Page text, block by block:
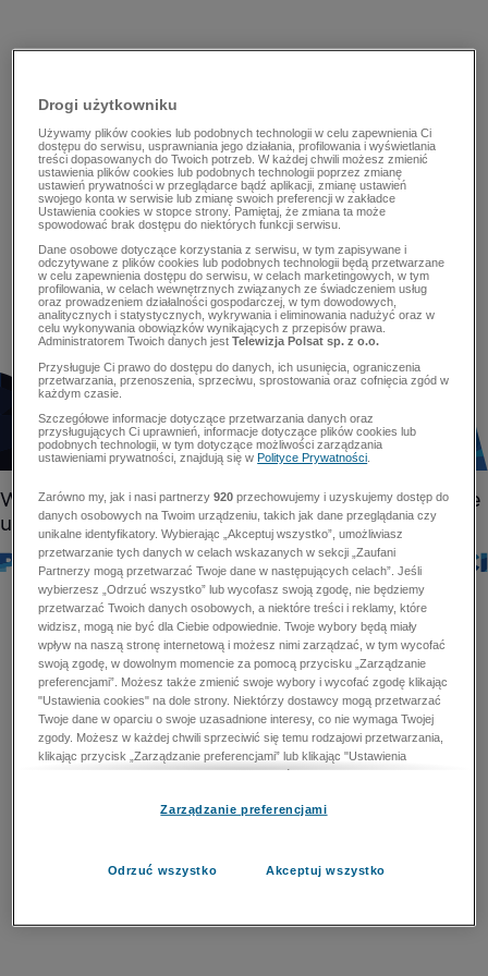
Drogi użytkowniku
Używamy plików cookies lub podobnych technologii w celu zapewnienia Ci
dostępu do serwisu, usprawniania jego działania, profilowania i wyświetlania
treści dopasowanych do Twoich potrzeb. W każdej chwili możesz zmienić
ustawienia plików cookies lub podobnych technologii poprzez zmianę
ustawień prywatności w przeglądarce bądź aplikacji, zmianę ustawień
swojego konta w serwisie lub zmianę swoich preferencji w zakładce
Ustawienia cookies w stopce strony. Pamiętaj, że zmiana ta może
spowodować brak dostępu do niektórych funkcji serwisu.
Dane osobowe dotyczące korzystania z serwisu, w tym zapisywane i
odczytywane z plików cookies lub podobnych technologii będą przetwarzane
w celu zapewnienia dostępu do serwisu, w celach marketingowych, w tym
profilowania, w celach wewnętrznych związanych ze świadczeniem usług
oraz prowadzeniem działalności gospodarczej, w tym dowodowych,
analitycznych i statystycznych, wykrywania i eliminowania nadużyć oraz w
celu wykonywania obowiązków wynikających z przepisów prawa.
Administratorem Twoich danych jestTelewizja Polsat sp. z o.o.
Przysługuje Ci prawo do dostępu do danych, ich usunięcia, ograniczenia
przetwarzania, przenoszenia, sprzeciwu, sprostowania oraz cofnięcia zgód w
każdym czasie.
Szczegółowe informacje dotyczące przetwarzania danych oraz
przysługujących Ci uprawnień, informacje dotyczące plików cookies lub
podobnych technologii, w tym dotyczące możliwości zarządzania
ustawieniami prywatności, znajdują się wPolityce Prywatności
Zarówno my, jak i nasi partnerzy920 przechowujemy i uzyskujemy dostęp do
danych osobowych na Twoim urządzeniu, takich jak dane przeglądania czy
unikalne identyfikatory. Wybierając „Akceptuj wszystko”, umożliwiasz
przetwarzanie tych danych w celach wskazanych w sekcji „Zaufani
Partnerzy mogą przetwarzać Twoje dane w następujących celach”. Jeśli
wybierzesz „Odrzuć wszystko” lub wycofasz swoją zgodę, nie będziemy
przetwarzać Twoich danych osobowych, a niektóre treści i reklamy, które
widzisz, mogą nie być dla Ciebie odpowiednie. Twoje wybory będą miały
wpływ na naszą stronę internetową i możesz nimi zarządzać, w tym wycofać
swoją zgodę, w dowolnym momencie za pomocą przycisku „Zarządzanie
preferencjami”. Możesz także zmienić swoje wybory i wycofać zgodę klikając
"Ustawienia cookies" na dole strony. Niektórzy dostawcy mogą przetwarzać
Twoje dane w oparciu o swoje uzasadnione interesy, co nie wymaga Twojej
zgody. Możesz w każdej chwili sprzeciwić się temu rodzajowi przetwarzania,
klikając przycisk „Zarządzanie preferencjami” lub klikając "Ustawienia
cookies" na dole strony. Nie możesz sprzeciwić się przetwarzaniu przez
zapobiegania oszustwom i naprawiania błędów, a w tym celu mogą zostać
przetwarzaniu danych osobowych w celu dostarczania i prezentacji reklam i
Zarządzanie preferencjami
Odrzuć wszystko Akceptuj wszystko